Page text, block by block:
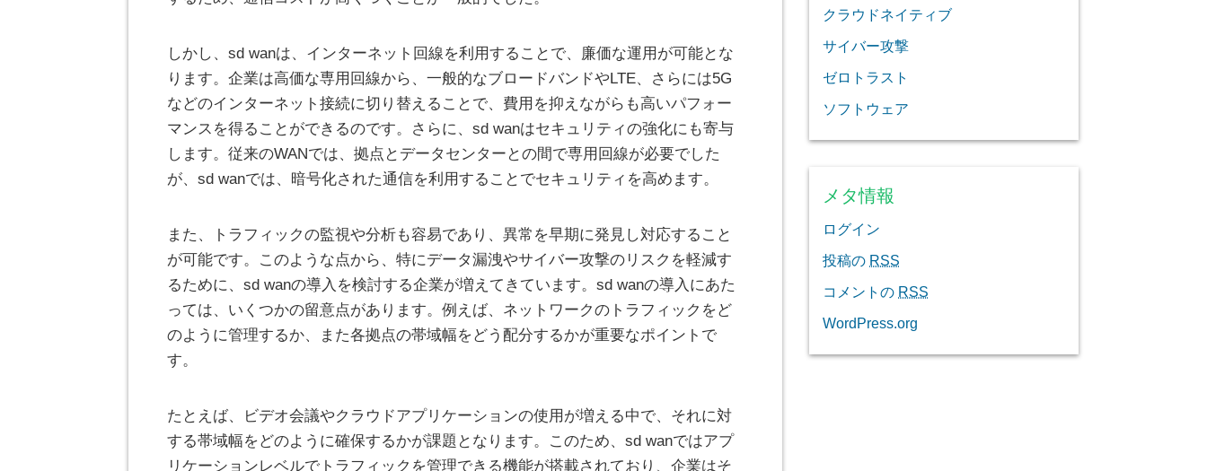
しかし、sd wanは、インターネット回線を利用することで、廉価な運用が可能とな
ります。企業は高価な専用回線から、一般的なブロードバンドやLTE、さらには5G
などのインターネット接続に切り替えることで、費用を抑えながらも高いパフォー
マンスを得ることができるのです。さらに、sd wanはセキュリティの強化にも寄与
します。従来のWANでは、拠点とデータセンターとの間で専用回線が必要でした
が、sd wanでは、暗号化された通信を利用することでセキュリティを高めます。
また、トラフィックの監視や分析も容易であり、異常を早期に発見し対応すること
が可能です。このような点から、特にデータ漏洩やサイバー攻撃のリスクを軽減す
るために、sd wanの導入を検討する企業が増えてきています。sd wanの導入にあた
っては、いくつかの留意点があります。例えば、ネットワークのトラフィックをど
のように管理するか、また各拠点の帯域幅をどう配分するかが重要なポイントで
す。
たとえば、ビデオ会議やクラウドアプリケーションの使用が増える中で、それに対
する帯域幅をどのように確保するかが課題となります。このため、sd wanではアプ
リケーションレベルでトラフィックを管理できる機能が搭載されており、企業はそ
クラウドネイティブ
サイバー攻撃
ゼロトラスト
ソフトウェア
メタ情報
ログイン
投稿の RSS
コメントの RSS
WordPress.org